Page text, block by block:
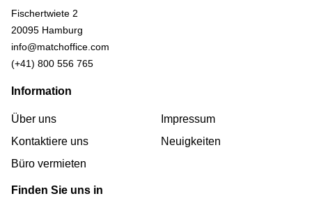
Fischertwiete 2
20095 Hamburg
info@matchoffice.com
(+41) 800 556 765
Information
Über uns
Kontaktiere uns
Büro vermieten
Impressum
Neuigkeiten
Finden Sie uns in